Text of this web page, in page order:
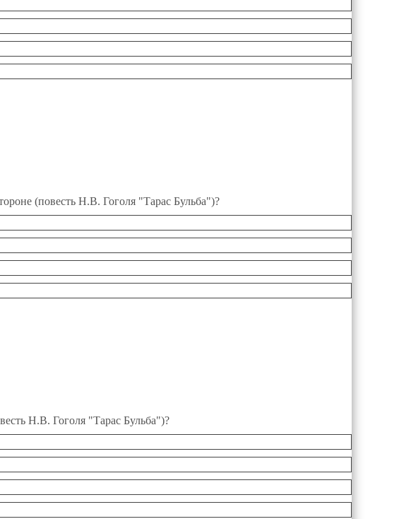
(повесть Н.В. Гоголя "Тарас Бульба")?
Н.В. Гоголя "Тарас Бульба")?